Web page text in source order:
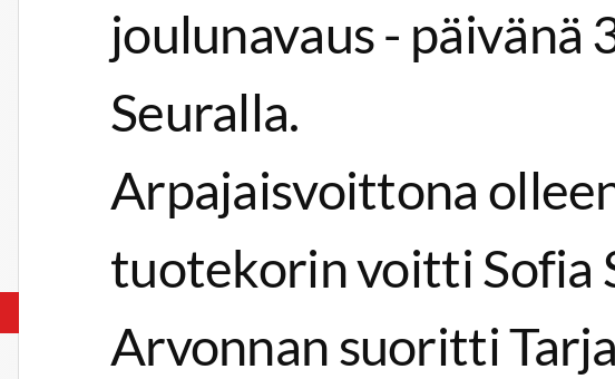
joulunavaus - päivänä
Seuralla.
Arpajaisvoittona
tuotekorin voitti Sofia
Arvonnan suoritti Tarja